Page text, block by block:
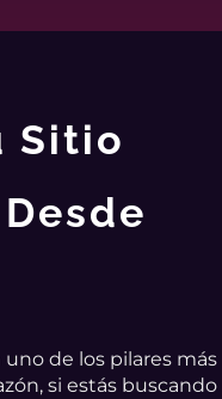
Sitio
de los pilares más
si estás buscando